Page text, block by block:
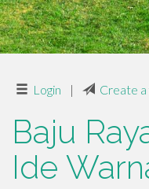
Login | Create
Baju
Ide